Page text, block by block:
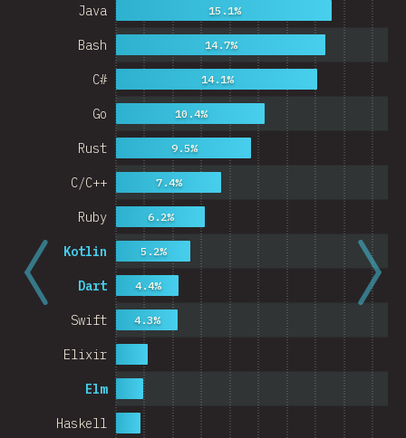
Haskell
Elm
Elixir
Swift
Dart
Kotlin
Ruby
C/C++
Rust
Go
C#
Bash
Java
4.3%
4.4%
5.2%
6.2%
7.4%
9.5%
10.4%
14.1%
14.7%
15.1%